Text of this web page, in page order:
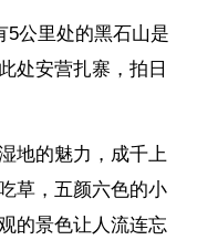
5公里处的黑石山是
处安营扎寨，拍日
地的魅力，成千上
草，五颜六色的小
的景色让人流连忘